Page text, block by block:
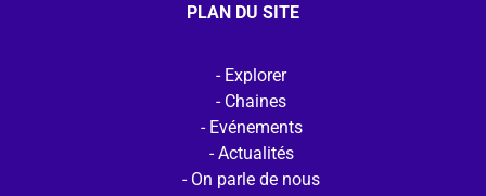
PLAN DU SITE
Explorer
Chaines
Evénements
Actualités
On parle de nous